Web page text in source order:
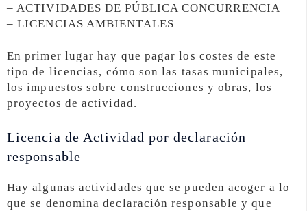
– ACTIVIDADES DE PÚBLICA CONCURRENCIA
– LICENCIAS AMBIENTALES
En primer lugar hay que pagar los costes de este
tipo de licencias, cómo son las tasas municipales,
los impuestos sobre construcciones y obras, los
proyectos de actividad.
Licencia de Actividad por declaración
responsable
Hay algunas actividades que se pueden acoger a lo
que se denomina declaración responsable y que